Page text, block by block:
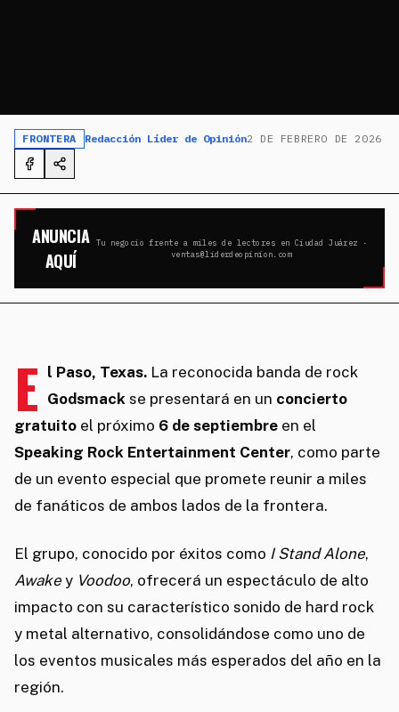
FRONTERA Redacción Líder de Opinión2 DE FEBRERO DE 2026
ANUNCIA
AQUÍ
Tu negocio frente a miles de lectores en Ciudad Juárez ·
ventas@liderdeopinion.com
E l Paso, Texas.La reconocida banda de rock
Godsmack se presentará en un concierto
gratuito el próximo 6 de septiembre en el
Speaking Rock Entertainment Center, como parte
de un evento especial que promete reunir a miles
de fanáticos de ambos lados de la frontera.
El grupo, conocido por éxitos como I Stand Alone,
Awake y Voodoo, ofrecerá un espectáculo de alto
impacto con su característico sonido de hard rock
y metal alternativo, consolidándose como uno de
los eventos musicales más esperados del año en la
región.